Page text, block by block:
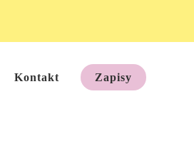
Kontakt Zapisy